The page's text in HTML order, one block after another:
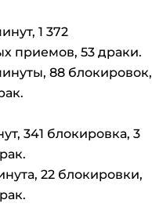
1 372
приемов, 53 драки.
88 блокировок,
341 блокировка, 3
22 блокировки,